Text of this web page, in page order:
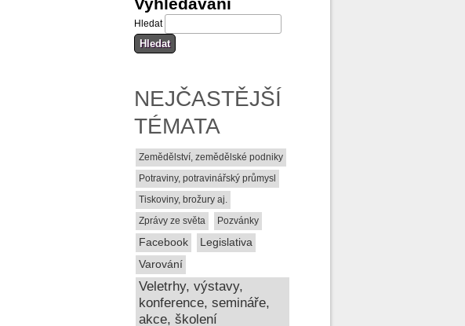
Hledat
NEJČASTĚJŠÍ
TÉMATA
Zemědělství, zemědělské podniky
Potraviny, potravinářský průmysl
Tiskoviny, brožury aj.
Zprávy ze světa
Pozvánky
Facebook
Legislativa
Varování
Veletrhy, výstavy,
konference, semináře,
akce, školení